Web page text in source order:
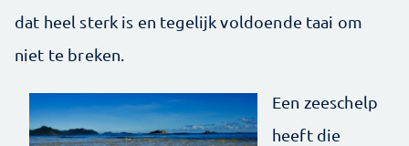
dat heel sterk is en tegelijk voldoende taai om
niet te breken.
Een zeeschelp
heeft die